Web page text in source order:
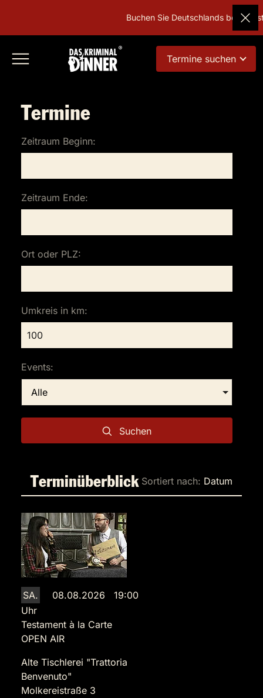
Buchen Sie Deutschlands beliebtestes
Termine suchen
Termine
Zeitraum Beginn:
Zeitraum Ende:
Ort oder PLZ:
Umkreis in km:
Events:
Suchen
Sortiert nach: Datum
Terminüberblick
SA.
08.08.2026 19:00
Uhr
Testament à la Carte
OPEN AIR
Alte Tischlerei "Trattoria
Benvenuto"
Molkereistraße 3